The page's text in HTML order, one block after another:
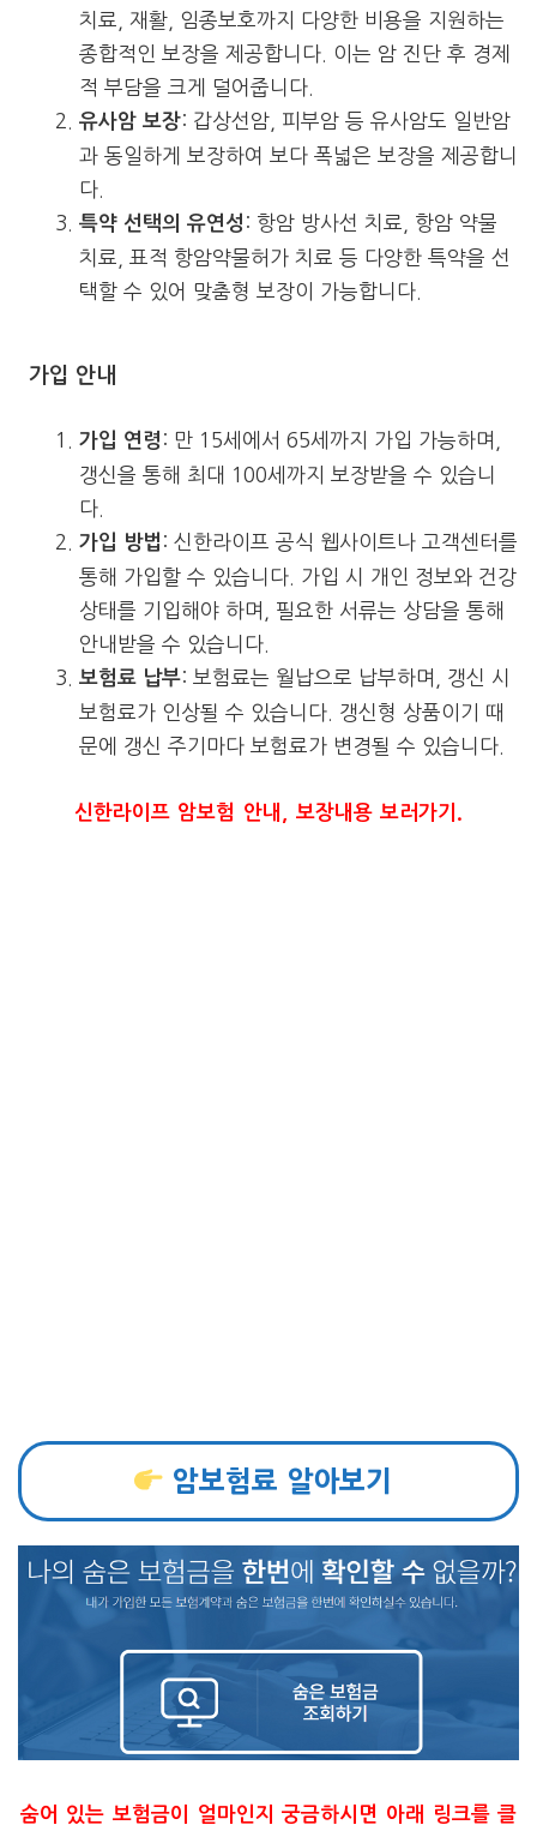
치료, 재활, 임종보호까지 다양한 비용을 지원하는
종합적인 보장을 제공합니다. 이는 암 진단 후 경제
적 부담을 크게 덜어줍니다.
유사암 보장: 갑상선암, 피부암 등 유사암도 일반암
과 동일하게 보장하여 보다 폭넓은 보장을 제공합니
다.
특약 선택의 유연성 : 항암 방사선 치료, 항암 약물
치료, 표적 항암약물허가 치료 등 다양한 특약을 선
택할 수 있어 맞춤형 보장이 가능합니다.
가입 안내
가입 연령 : 만 15세에서 65세까지 가입 가능하며,
갱신을 통해 최대 100세까지 보장받을 수 있습니
다.
가입 방법 : 신한라이프 공식 웹사이트나 고객센터를
통해 가입할 수 있습니다. 가입 시 개인 정보와 건강
상태를 기입해야 하며, 필요한 서류는 상담을 통해
안내받을 수 있습니다.
보험료 납부: 보험료는 월납으로 납부하며, 갱신 시
보험료가 인상될 수 있습니다. 갱신형 상품이기 때
문에 갱신 주기마다 보험료가 변경될 수 있습니다.
신한라이프 암보험 안내, 보장내용 보러가기.
암보험료 알아보기
숨어 있는 보험금이 얼마인지 궁금하시면 아래 링크를 클